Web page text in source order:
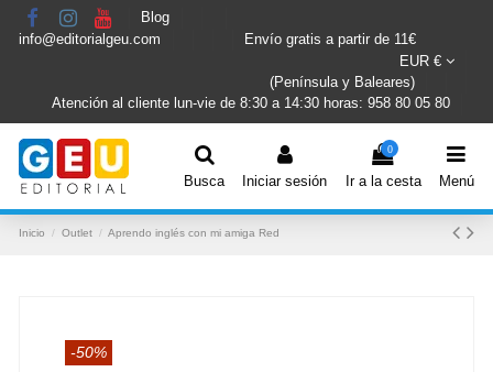
Blog
info@editorialgeu.com
Envío gratis a partir de 11€
EUR €
(Península y Baleares)
Atención al cliente lun-vie de 8:30 a 14:30 horas: 958 80 05 80
Busca Iniciar sesión
0
Ir a la cesta Menú
Inicio Outlet Aprendo inglés con mi amiga Red
-50%